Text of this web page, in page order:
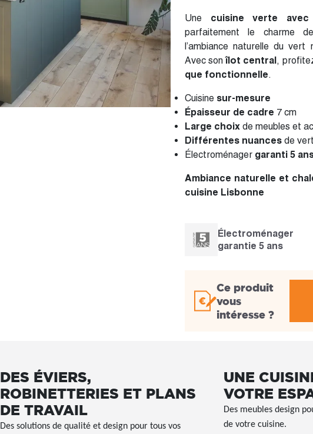
Une cuisine verte
parfaitement le charme
l’ambiance naturelle du vert
Avec sonîlot central,
que fonctionnelle.
Cuisine sur-mesure
Épaisseur de cadre 7 cm
Large choix de meubles et
Différentes nuances de vert
Électroménager garanti 5
Ambiance naturelle et
cuisine Lisbonne
Électroménager
garantie 5 ans
Ce produit
vous
intéresse ?
DES ÉVIERS,
ROBINETTERIES ET PLANS
DE TRAVAIL
Des solutions de qualité et design pour tous vos
UNE
VOTRE
Des meubles design
de votre cuisine.